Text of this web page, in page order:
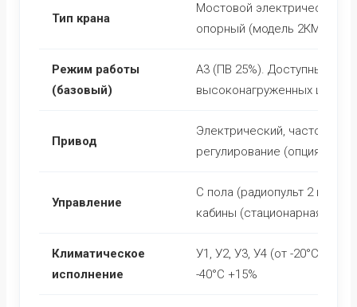
Тип крана
Мостовой электрический,
опорный (модель 2КМОэ)
Режим работы
(базовый)
А3 (ПВ 25%). Доступны А5,
высоконагруженных цехов
Привод
Электрический, частотное
регулирование (опция)
Управление
С пола (радиопульт 2 шт.)
кабины (стационарная/
Климатическое
исполнение
У1, У2, У3, У4 (от -20°C до
-40°C +15%